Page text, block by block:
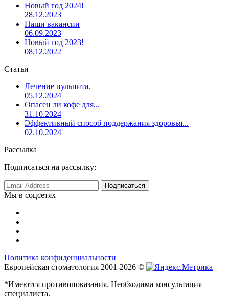
Новый год 2024!
28.12.2023
Наши вакансии
06.09.2023
Новый год 2023!
08.12.2022
Статьи
Лечение пульпита.
05.12.2024
Опасен ли кофе для...
31.10.2024
Эффективный способ поддержания здоровья...
02.10.2024
Рассылка
Подписаться на рассылку:
Мы в соцсетях
Политика конфиденциальности
Европейская стоматология 2001-2026 ©
*Имеются противопоказания. Необходима консультация
специалиста.